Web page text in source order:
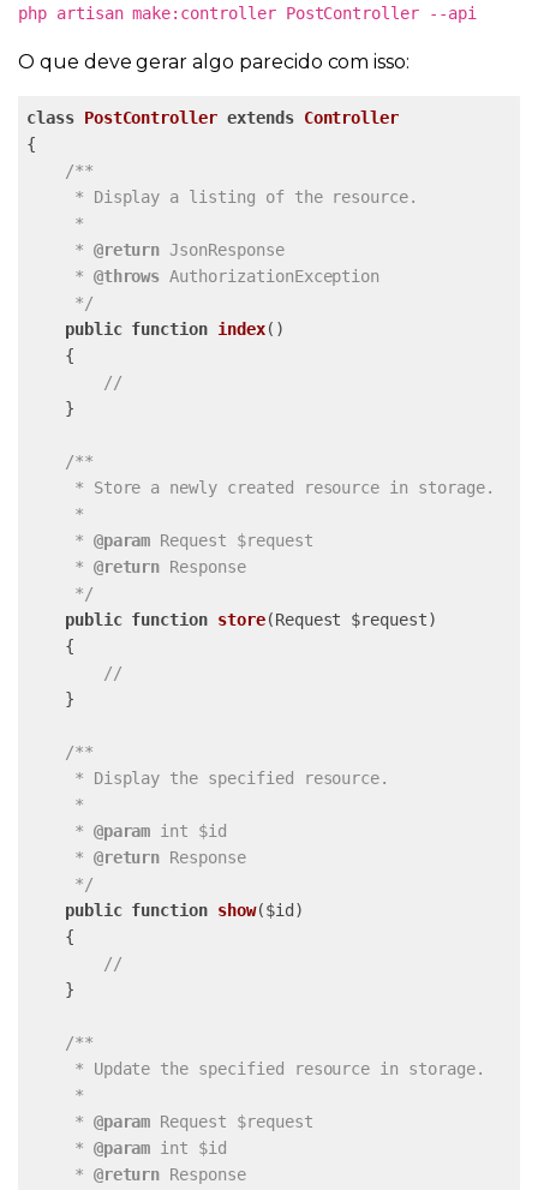
php artisan make:controller PostController --api
O que deve gerar algo parecido com isso:
class PostController extends Controller
{
/**
     * Display a listing of the resource.
     *
     *
@return JsonResponse
     *
@throws AuthorizationException
     */
public function index()
{
//
    }
/**
     * Store a newly created resource in storage.
     *
     *
@param Request $request
     *
@return Response
     */
public function store(Request $request)
{
//
    }
/**
     * Display the specified resource.
     *
     *
@param int $id
     *
@return Response
     */
public function show($id)
{
//
    }
/**
     * Update the specified resource in storage.
     *
     *
@param Request $request
     *
@param int $id
     *
@return Response